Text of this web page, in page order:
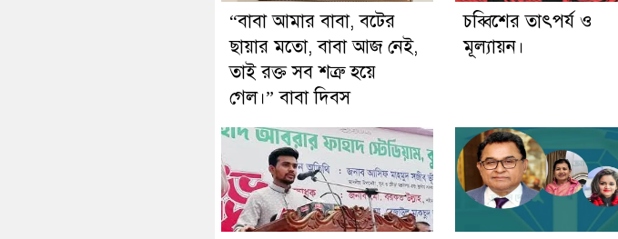
“বাবা আমার বাবা, বটের
ছায়ার মতো, বাবা আজ নেই,
তাই রক্ত সব শত্রু হয়ে
গেল।” বাবা দিবস
চব্বিশের তাৎপর্য ও
মূল্যায়ন।